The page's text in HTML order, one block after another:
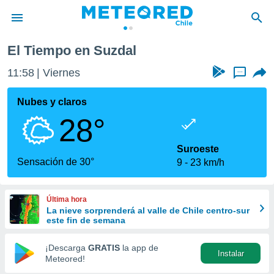
de
por
que se
calidad.
a este
las
y
forma
digital
basada
El Tiempo en Suzdal
11:58 Viernes ...
Nubes y claros
28°
Sensación de 30°
Suroeste
9
23 km/h
Última hora
La nieve sorprenderá al valle de Chile centro-sur
este fin de semana
¡Descarga GRATIS la app de
Meteored!
Instalar